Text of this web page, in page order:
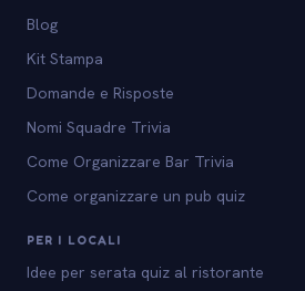
Blog
Kit Stampa
Domande e Risposte
Nomi Squadre Trivia
Come Organizzare Bar Trivia
Come organizzare un pub quiz
PER I LOCALI
Idee per serata quiz al ristorante